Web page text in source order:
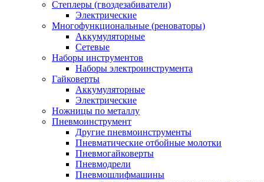
Степлеры (гвоздезабиватели)
Электрические
Многофункциональные (реноваторы)
Аккумуляторные
Сетевые
Наборы инструментов
Наборы электроинструмента
Гайковерты
Аккумуляторные
Электрические
Ножницы по металлу
Пневмоинструмент
Другие пневмоинструменты
Пневматические отбойные молотки
Пневмогайковерты
Пневмодрели
Пневмошлифмашины